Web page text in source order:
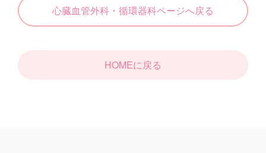
心臓血管外科・循環器科ページへ戻る
HOMEに戻る